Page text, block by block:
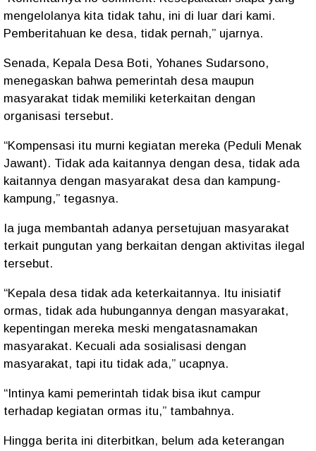
mengelolanya kita tidak tahu, ini di luar dari kami.
Pemberitahuan ke desa, tidak pernah,” ujarnya.
Senada, Kepala Desa Boti, Yohanes Sudarsono,
menegaskan bahwa pemerintah desa maupun
masyarakat tidak memiliki keterkaitan dengan
organisasi tersebut.
“Kompensasi itu murni kegiatan mereka (Peduli Menak
Jawant). Tidak ada kaitannya dengan desa, tidak ada
kaitannya dengan masyarakat desa dan kampung-
kampung,” tegasnya.
Ia juga membantah adanya persetujuan masyarakat
terkait pungutan yang berkaitan dengan aktivitas ilegal
tersebut.
“Kepala desa tidak ada keterkaitannya. Itu inisiatif
ormas, tidak ada hubungannya dengan masyarakat,
kepentingan mereka meski mengatasnamakan
masyarakat. Kecuali ada sosialisasi dengan
masyarakat, tapi itu tidak ada,” ucapnya.
“Intinya kami pemerintah tidak bisa ikut campur
terhadap kegiatan ormas itu,” tambahnya.
Hingga berita ini diterbitkan, belum ada keterangan